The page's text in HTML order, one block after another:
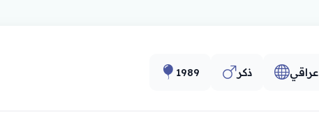
1989 ذكر عراقي